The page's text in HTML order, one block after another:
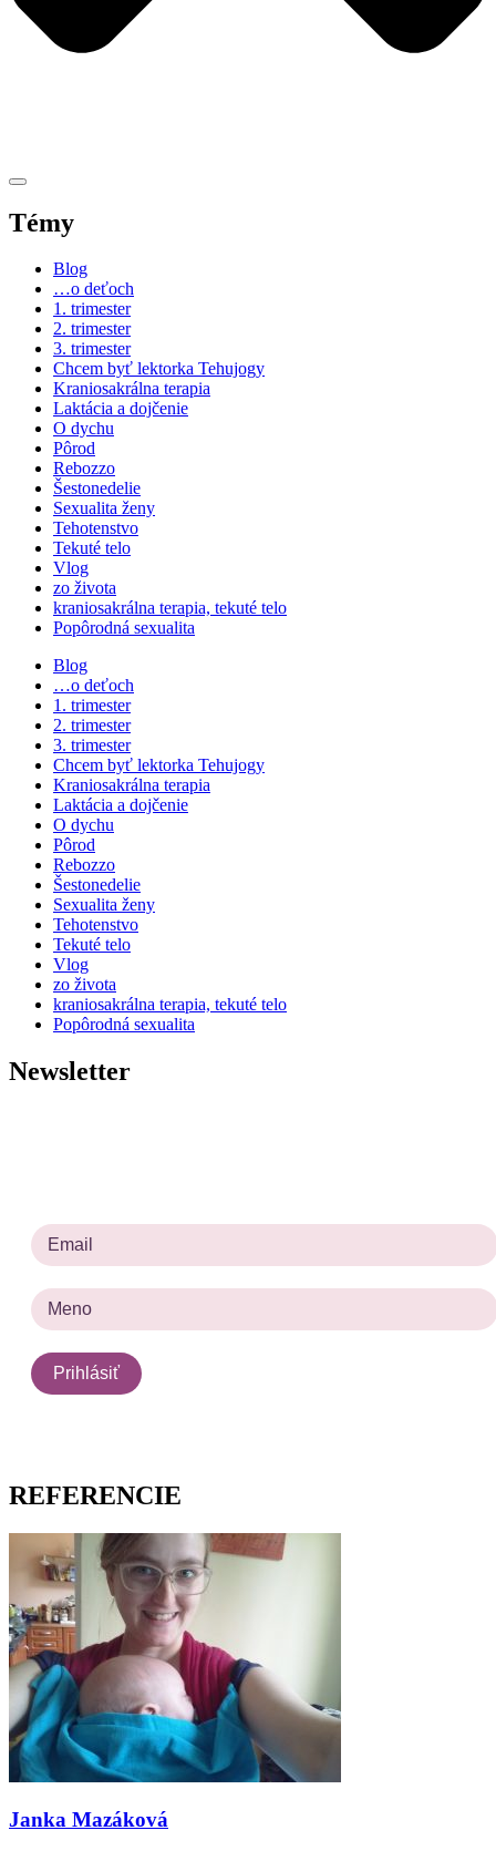
Témy
Blog
…o deťoch
1. trimester
2. trimester
3. trimester
Chcem byť lektorka Tehujogy
Kraniosakrálna terapia
Laktácia a dojčenie
O dychu
Pôrod
Rebozzo
Šestonedelie
Sexualita ženy
Tehotenstvo
Tekuté telo
Vlog
zo života
kraniosakrálna terapia, tekuté telo
Popôrodná sexualita
Blog
…o deťoch
1. trimester
2. trimester
3. trimester
Chcem byť lektorka Tehujogy
Kraniosakrálna terapia
Laktácia a dojčenie
O dychu
Pôrod
Rebozzo
Šestonedelie
Sexualita ženy
Tehotenstvo
Tekuté telo
Vlog
zo života
kraniosakrálna terapia, tekuté telo
Popôrodná sexualita
Newsletter
REFERENCIE
Janka Mazáková